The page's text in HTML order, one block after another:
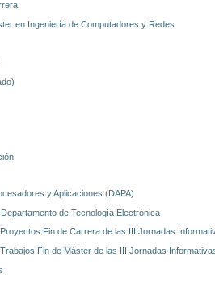
en Ingeniería de Computadores y Redes
y Aplicaciones (DAPA)
de Tecnología Electrónica
Fin de Carrera de las III Jornadas
Fin de Máster de las III Jornadas